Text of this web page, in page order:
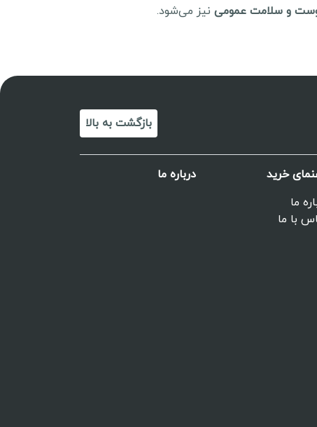
و سلامت عمومی نیز می‌شود.
بازگشت به بالا
خرید
ما
با ما
درباره ما